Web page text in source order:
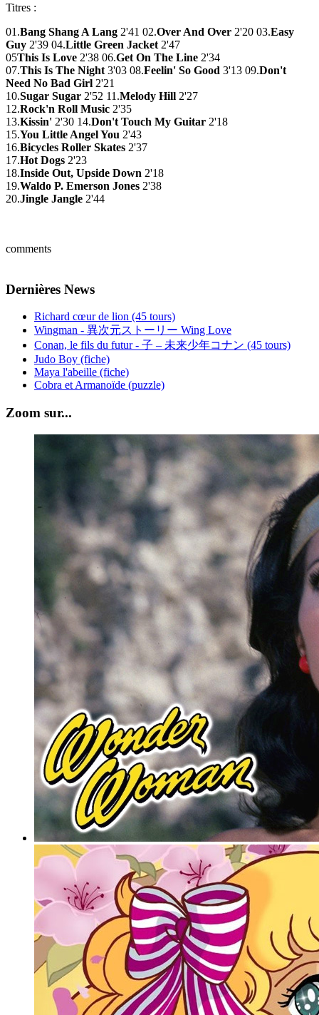
Titres :
01.Bang Shang A Lang 2'41 02.Over And Over 2'20 03.Easy
Guy 2'39 04.Little Green Jacket 2'47
05This Is Love 2'38 06.Get On The Line 2'34
07.This Is The Night 3'03 08.Feelin' So Good 3'13 09.Don't
Need No Bad Girl 2'21
10.Sugar Sugar 2'52 11.Melody Hill 2'27
12.Rock'n Roll Music 2'35
13.Kissin' 2'30 14.Don't Touch My Guitar 2'18
15.You Little Angel You 2'43
16.Bicycles Roller Skates 2'37
17.Hot Dogs 2'23
18.Inside Out, Upside Down 2'18
19.Waldo P. Emerson Jones 2'38
20.Jingle Jangle 2'44
comments
Dernières News
Richard cœur de lion (45 tours)
Wingman - 異次元ストーリー Wing Love
Conan, le fils du futur - 子 – 未来少年コナン (45 tours)
Judo Boy (fiche)
Maya l'abeille (fiche)
Cobra et Armanoïde (puzzle)
Zoom sur...